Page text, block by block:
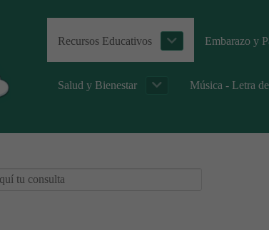
Recursos Educativos Embarazo y
Salud y Bienestar Música - Letra